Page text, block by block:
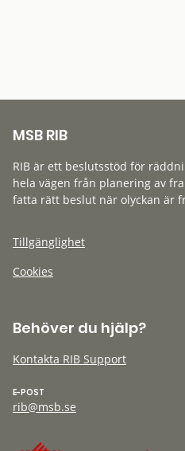
MSB RIB
RIB är ett beslutsstöd för
hela vägen från planering av
fatta rätt beslut när olyckan är
Tillgänglighet
Cookies
Behöver du hjälp?
Kontakta RIB Support
E-POST
rib@msb.se